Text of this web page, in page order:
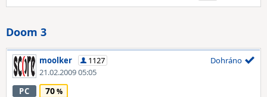
Doom 3
moolker
1127
21.02.2009 05:05
Dohráno
PC 70